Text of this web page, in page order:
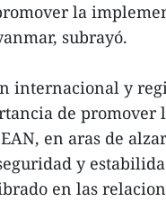
la
subrayó.
internacional y
de promover
en aras de
y
en las